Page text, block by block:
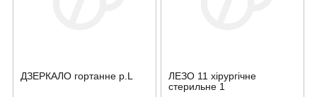
ДЗЕРКАЛО гортанне р.L
ЛЕЗО 11 хірургічне
стерильне 1